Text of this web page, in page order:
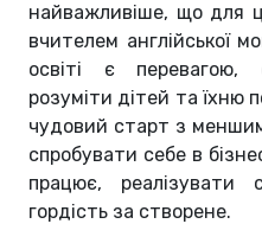
найважливіше, що для
вчителем англійської
освіті є перевагою,
розуміти дітей та їхню
чудовий старт з
спробувати себе в
працює, реалізувати
гордість за створене.